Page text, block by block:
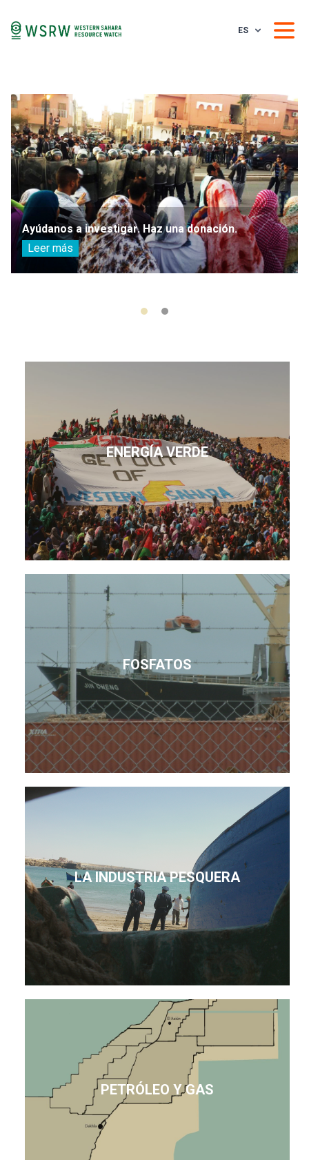
ES
Ayúdanos a investigar. Haz una donación.
Leer más
ENERGÍA VERDE
FOSFATOS
LA INDUSTRIA PESQUERA
PETRÓLEO Y GAS